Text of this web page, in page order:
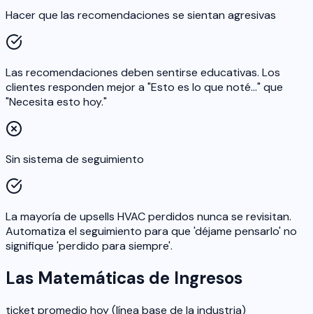
Hacer que las recomendaciones se sientan agresivas
Las recomendaciones deben sentirse educativas. Los
clientes responden mejor a "Esto es lo que noté…" que
"Necesita esto hoy."
Sin sistema de seguimiento
La mayoría de upsells HVAC perdidos nunca se revisitan.
Automatiza el seguimiento para que 'déjame pensarlo' no
signifique 'perdido para siempre'.
Las Matemáticas de Ingresos
ticket promedio hoy (línea base de la industria)